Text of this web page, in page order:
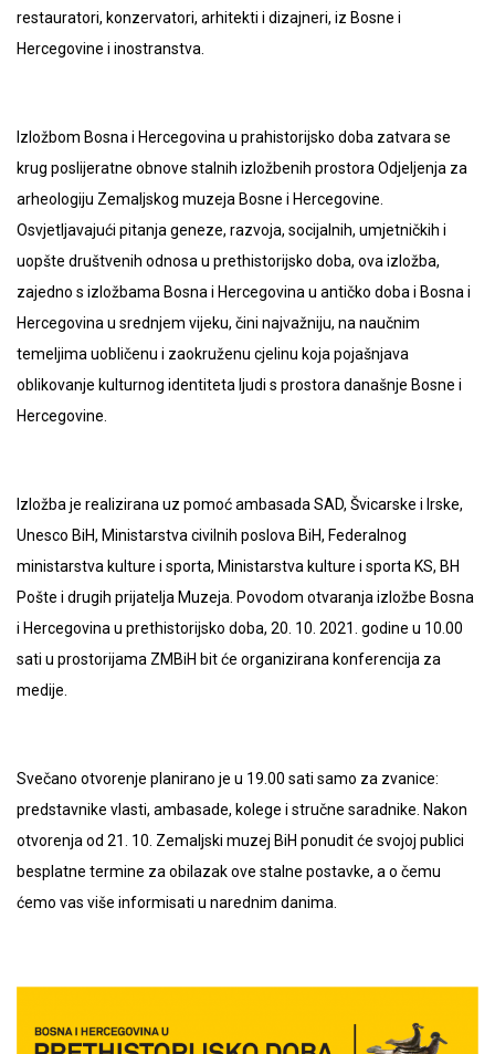
restauratori, konzervatori, arhitekti i dizajneri, iz Bosne i
Hercegovine i inostranstva.
Izložbom Bosna i Hercegovina u prahistorijsko doba zatvara se
krug poslijeratne obnove stalnih izložbenih prostora Odjeljenja za
arheologiju Zemaljskog muzeja Bosne i Hercegovine.
Osvjetljavajući pitanja geneze, razvoja, socijalnih, umjetničkih i
uopšte društvenih odnosa u prethistorijsko doba, ova izložba,
zajedno s izložbama Bosna i Hercegovina u antičko doba i Bosna i
Hercegovina u srednjem vijeku, čini najvažniju, na naučnim
temeljima uobličenu i zaokruženu cjelinu koja pojašnjava
oblikovanje kulturnog identiteta ljudi s prostora današnje Bosne i
Hercegovine.
Izložba je realizirana uz pomoć ambasada SAD, Švicarske i Irske,
Unesco BiH, Ministarstva civilnih poslova BiH, Federalnog
ministarstva kulture i sporta, Ministarstva kulture i sporta KS, BH
Pošte i drugih prijatelja Muzeja. Povodom otvaranja izložbe Bosna
i Hercegovina u prethistorijsko doba, 20. 10. 2021. godine u 10.00
sati u prostorijama ZMBiH bit će organizirana konferencija za
medije.
Svečano otvorenje planirano je u 19.00 sati samo za zvanice:
predstavnike vlasti, ambasade, kolege i stručne saradnike. Nakon
otvorenja od 21. 10. Zemaljski muzej BiH ponudit će svojoj publici
besplatne termine za obilazak ove stalne postavke, a o čemu
ćemo vas više informisati u narednim danima.